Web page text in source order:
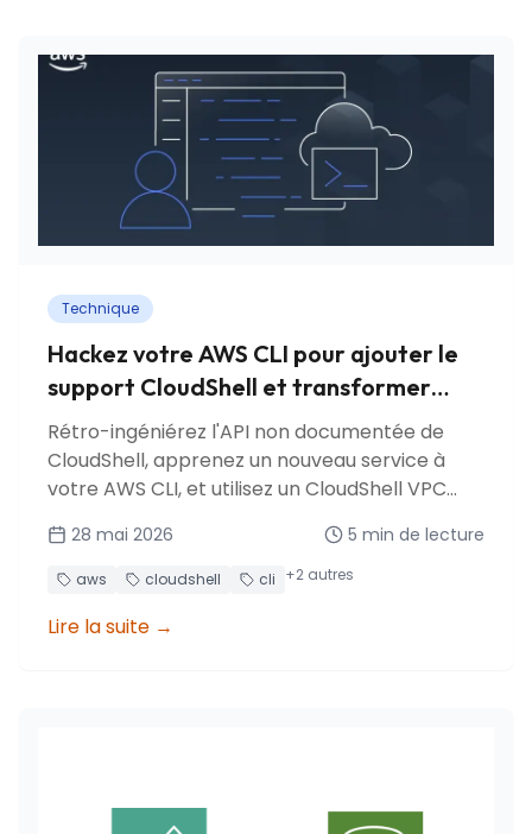
Technique
Hackez votre AWS CLI pour ajouter le
support CloudShell et transformer
votre terminal en bastion
Rétro-ingéniérez l'API non documentée de
CloudShell, apprenez un nouveau service à
votre AWS CLI, et utilisez un CloudShell VPC
28 mai 2026 5 min de lecture
aws cloudshell cli +2 autres
Lire la suite →